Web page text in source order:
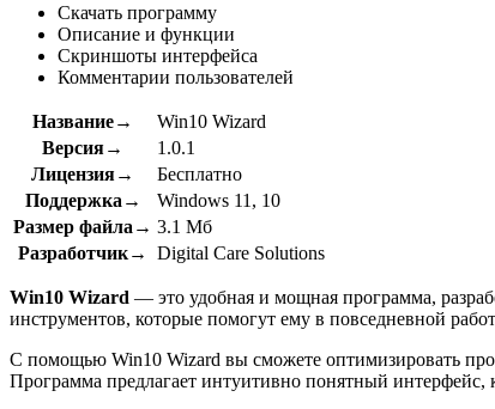
Скачать программу
Описание и функции
Скриншоты интерфейса
Комментарии пользователей
Название→
Win10 Wizard
Версия→
1.0.1
Лицензия→
Бесплатно
Поддержка→
Windows 11, 10
Размер файла→ 3.1 Мб
Разработчик→
Digital Care Solutions
Win10 Wizard — это удобная и мощная программа,
инструментов, которые помогут ему в повседневной
С помощью Win10 Wizard вы сможете оптимизировать
Программа предлагает интуитивно понятный интерфейс,